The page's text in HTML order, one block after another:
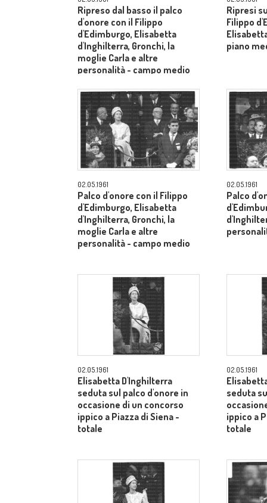
Ripreso dal basso il palco
d'onore con il Filippo
d'Edimburgo, Elisabetta
d'Inghilterra, Gronchi, la
moglie Carla e altre
personalità - campo medio
Ripresi
Filippo
piano
02.05.1961
Palco d'onore con il Filippo
d'Edimburgo, Elisabetta
d'Inghilterra, Gronchi, la
moglie Carla e altre
personalità - campo medio
02.05.1961
Palco
02.05.1961
Elisabetta D'Inghilterra
seduta sul palco d'onore in
occasione di un concorso
ippico a Piazza di Siena -
totale
02.05.1961
seduta
ippico a
totale